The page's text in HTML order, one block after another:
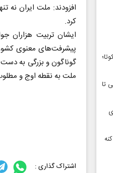
افزودند: ملت ایران نه
کرد.
ایشان تربیت هزاران
پیشرفت‌های معنوی کشور
گوناگون و بزرگی به دست
ملت به نقطه اوج و
اشتراک گذاری :
تا
بر شناور‌های مضر